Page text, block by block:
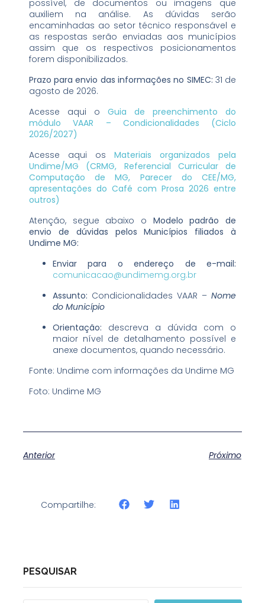
possível, de documentos ou imagens que
auxiliem na análise. As dúvidas serão
encaminhadas ao setor técnico responsável e
as respostas serão enviadas aos municípios
assim que os respectivos posicionamentos
forem disponibilizados.
Prazo para envio das informações no SIMEC: 31 de
agosto de 2026.
Acesse aqui o Guia de preenchimento do
módulo VAAR – Condicionalidades (Ciclo
2026/2027)
Acesse aqui osMateriais organizados pela
Undime/MG (CRMG, Referencial Curricular de
Computação de MG, Parecer do CEE/MG,
apresentações do Café com Prosa 2026 entre
outros)
Atenção, segue abaixo o Modelo padrão de
envio de dúvidas pelos Municípios filiados à
Undime MG:
Enviar para o endereço de e-mail:
comunicacao@undimemg.org.br
Assunto: Condicionalidades VAAR –Nome
do Município
Orientação: descreva a dúvida com o
maior nível de detalhamento possível e
anexe documentos, quando necessário.
Fonte: Undime com informações da Undime MG
Foto: Undime MG
Anterior Próximo
Compartilhe:
PESQUISAR